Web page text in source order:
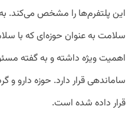
این پلتفرم‌ها را مشخص می‌کند.
سلامت به عنوان حوزه‌ای که با
اهمیت ویژه داشته و به گفته
ساماندهی قرار دارد. حوزه دارو
قرار داده شده است.